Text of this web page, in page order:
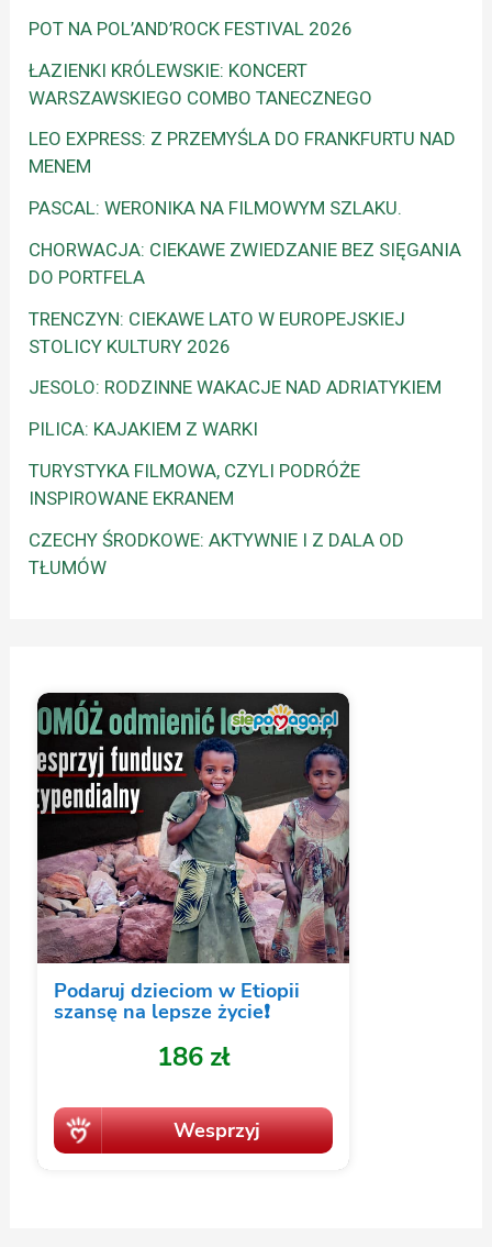
POT NA POL’AND’ROCK FESTIVAL 2026
ŁAZIENKI KRÓLEWSKIE: KONCERT
WARSZAWSKIEGO COMBO TANECZNEGO
LEO EXPRESS: Z PRZEMYŚLA DO FRANKFURTU NAD
MENEM
PASCAL: WERONIKA NA FILMOWYM SZLAKU.
CHORWACJA: CIEKAWE ZWIEDZANIE BEZ SIĘGANIA
DO PORTFELA
TRENCZYN: CIEKAWE LATO W EUROPEJSKIEJ
STOLICY KULTURY 2026
JESOLO: RODZINNE WAKACJE NAD ADRIATYKIEM
PILICA: KAJAKIEM Z WARKI
TURYSTYKA FILMOWA, CZYLI PODRÓŻE
INSPIROWANE EKRANEM
CZECHY ŚRODKOWE: AKTYWNIE I Z DALA OD
TŁUMÓW